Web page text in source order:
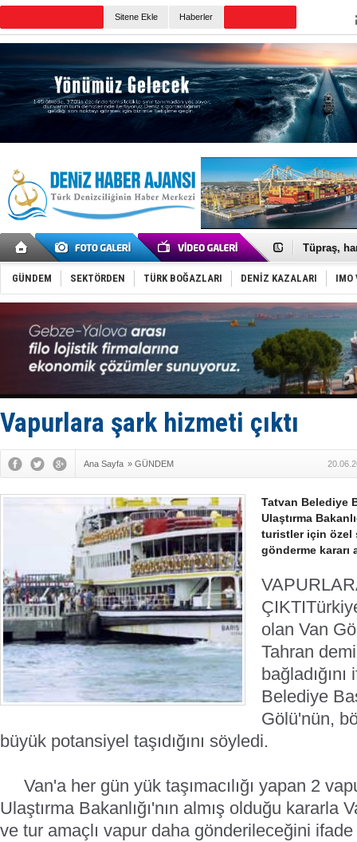
Sitene Ekle Haberler
Anadolu
Tüpraş,
İTU AUV,
LNG
PROYAD,
Türkiye-
Türk
Deniz
DÖDER,
Fairline,
Baltık
Runit
GÜNDEM SEKTÖRDEN TÜRK BOĞAZLARI DENİZ KAZALARI IMO
Vapurlara şark hizmeti çıktı
Ana Sayfa » GÜNDEM
Tatvan Belediye
Ulaştırma
turistler için özel
gönderme kararı
ÇIKTI
olan Van
Tahran
Belediye
Gölü'nün,
büyük potansiyel taşıdığını söyledi.
Van'a her gün yük taşımacılığı yapan 2
Ulaştırma Bakanlığı'nın almış olduğu kararla
ve tur amaçlı vapur daha gönderileceğini